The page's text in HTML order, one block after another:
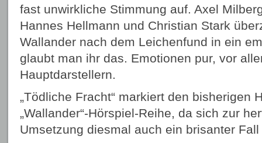
fast unwirkliche Stimmung auf. Axel
Hannes Hellmann und Christian Stark
Wallander nach dem Leichenfund in ein
glaubt man ihr das. Emotionen pur, vor
Hauptdarstellern.
„Tödliche Fracht“ markiert den bisherigen
„Wallander“-Hörspiel-Reihe, da sich zur
Umsetzung diesmal auch ein brisanter